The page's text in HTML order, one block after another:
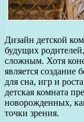
Дизайн детской
будущих
сложным. Хотя
является создание
для сна, игр и
детская комната
новорожденных,
точки зрения.